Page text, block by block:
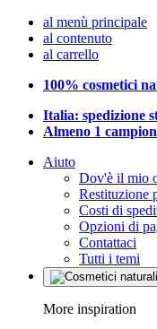
al menù principale
al contenuto
al carrello
100% cosmetici
Italia: spedizione
Almeno 1
Aiuto
Dov'è il mio
Restituzione
Costi di
Opzioni di
Contattaci
Tutti i temi
More inspiration